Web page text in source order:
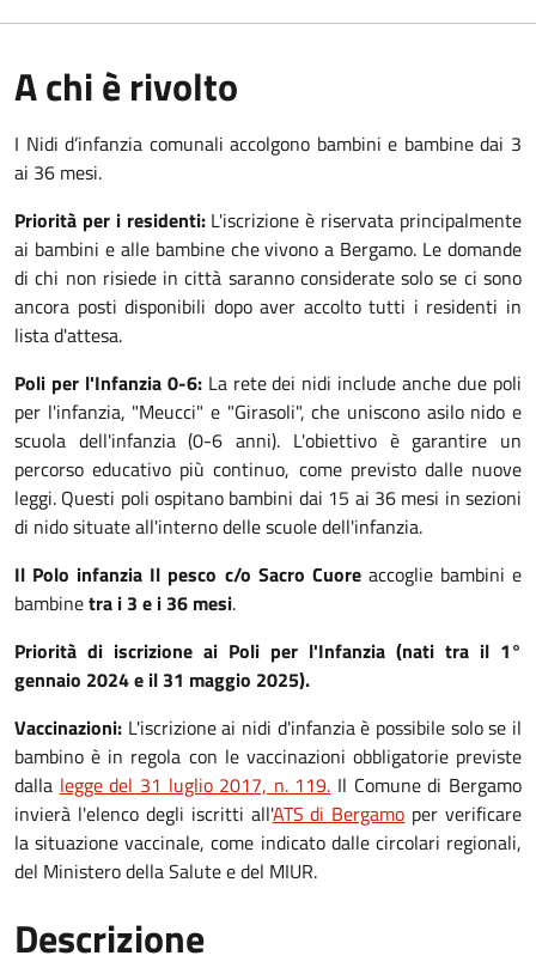
A chi è rivolto
I Nidi d’infanzia comunali accolgono bambini e bambine dai 3
ai 36 mesi.
Priorità per i residenti:L'iscrizione è riservata principalmente
ai bambini e alle bambine che vivono a Bergamo. Le domande
di chi non risiede in città saranno considerate solo se ci sono
ancora posti disponibili dopo aver accolto tutti i residenti in
lista d'attesa.
Poli per l'Infanzia 0-6:La rete dei nidi include anche due poli
per l'infanzia, "Meucci" e "Girasoli", che uniscono asilo nido e
scuola dell'infanzia (0-6 anni). L'obiettivo è garantire un
percorso educativo più continuo, come previsto dalle nuove
leggi. Questi poli ospitano bambini dai 15 ai 36 mesi in sezioni
di nido situate all'interno delle scuole dell'infanzia.
Il Polo infanzia Il pesco c/o Sacro Cuoreaccoglie bambini e
bambinetra i 3 e i 36 mesi.
Priorità di iscrizione ai Poli per l'Infanzia (nati tra il 1°
gennaio 2024 e il 31 maggio 2025).
Vaccinazioni: L'iscrizione ai nidi d'infanzia è possibile solo se il
bambino è in regola con le vaccinazioni obbligatorie previste
dalla legge del 31 luglio 2017, n. 119. Il Comune di Bergamo
invierà l'elenco degli iscritti all'ATS di Bergamo per verificare
la situazione vaccinale, come indicato dalle circolari regionali,
del Ministero della Salute e del MIUR.
Descrizione